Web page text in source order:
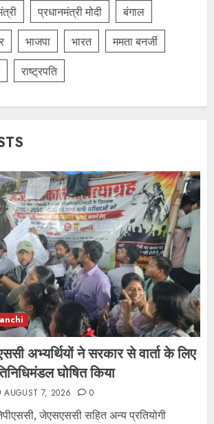
प्रधानमंत्री मोदी
बंगाल
भाजपा भारत
ममता बनर्जी
राष्ट्रपति
अभ्यर्थियों ने सरकार से वार्ता के लिए
घोषित किया
AUGUST 7, 2026 0
जेएसएससी सहित अन्य प्रतियोगी